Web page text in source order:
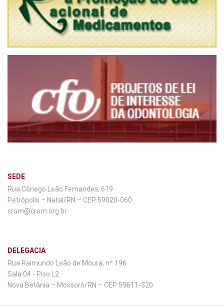
SEDE
Rua Cônego Leão Fernandes, 619
Petrópolis – Natal/RN – CEP 59020-060
crorn@crorn.org.br
DELEGACIA
Rua Raimundo Leão de Moura, nº 196.
Sala 04 - Piso L2
Nova Betânia – Mossoró/RN – CEP 59611-320